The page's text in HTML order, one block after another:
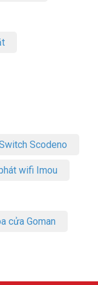
Scodeno
wifi Imou
cửa Goman